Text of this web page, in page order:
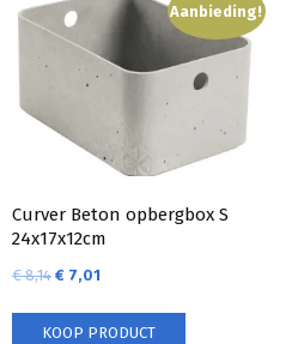
Aanbieding!
Curver Beton opbergbox S
24x17x12cm
€8,14 € 7,01
KOOP PRODUCT